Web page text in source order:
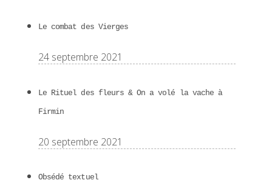
Le combat des Vierges
24 septembre 2021
Le Rituel des fleurs & On a volé la vache à
Firmin
20 septembre 2021
Obsédé textuel